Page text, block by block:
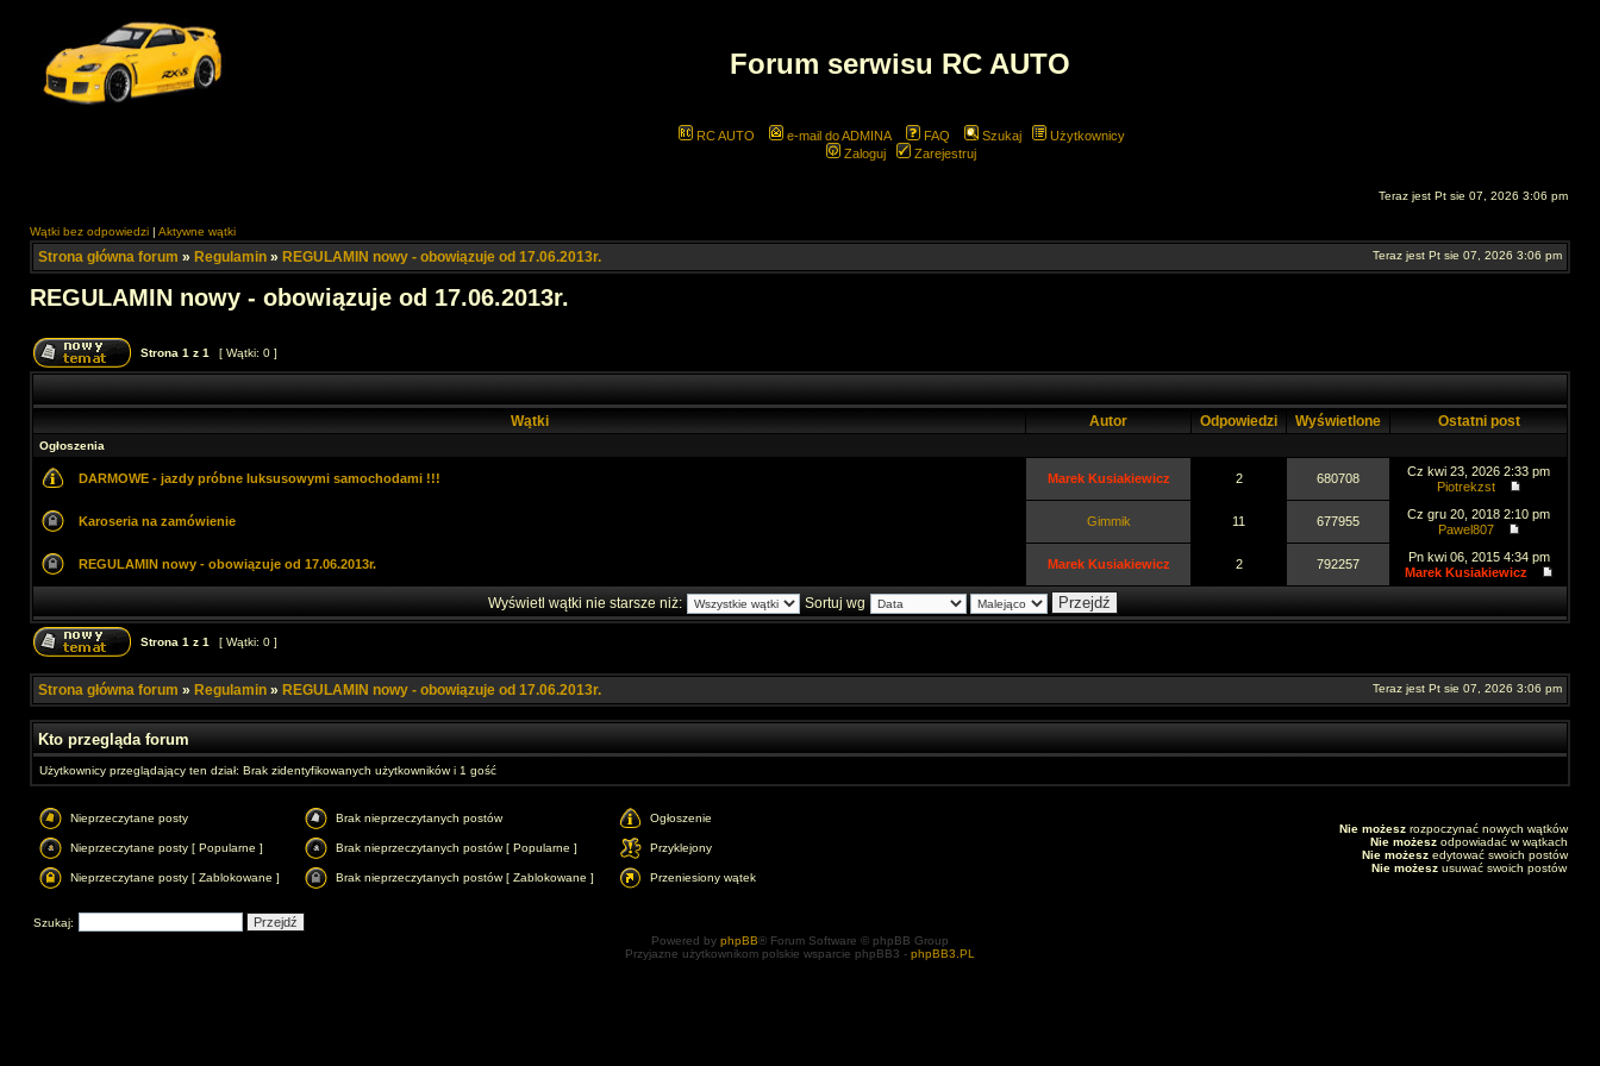
Forum serwisu RC AUTO
RC AUTO e-mail do ADMINA FAQ Szukaj
Użytkownicy
Zaloguj
Zarejestruj
Teraz jest Pt sie 07, 2026 3:06 pm
Wątki bez odpowiedzi | Aktywne wątki
Strona główna forum » Regulamin » REGULAMIN nowy - obowiązuje od 17.06.2013r. Teraz jest Pt sie 07, 2026 3:06 pm
REGULAMIN nowy - obowiązuje od 17.06.2013r.
Strona 1 z 1 [ Wątki: 0 ]
Wątki Autor Odpowiedzi Wyświetlone Ostatni post
Ogłoszenia
DARMOWE - jazdy próbne luksusowymi samochodami !!! Marek Kusiakiewicz 2 680708
Cz kwi 23, 2026 2:33 pm
Piotrekzst
Karoseria na zamówienie Gimmik 11 677955
Cz gru 20, 2018 2:10 pm
Pawel807
REGULAMIN nowy - obowiązuje od 17.06.2013r. Marek Kusiakiewicz 2 792257
Pn kwi 06, 2015 4:34 pm
Marek Kusiakiewicz
Wyświetl wątki nie starsze niż: Sortuj wg
Strona 1 z 1 [ Wątki: 0 ]
Strona główna forum » Regulamin » REGULAMIN nowy - obowiązuje od 17.06.2013r. Teraz jest Pt sie 07, 2026 3:06 pm
Kto przegląda forum
Użytkownicy przeglądający ten dział: Brak zidentyfikowanych użytkowników i 1 gość
Nieprzeczytane posty Brak nieprzeczytanych postów Ogłoszenie
Nieprzeczytane posty [ Popularne ] Brak nieprzeczytanych postów [ Popularne ] Przyklejony
Nieprzeczytane posty [ Zablokowane ] Brak nieprzeczytanych postów [ Zablokowane ] Przeniesiony wątek
Nie możesz rozpoczynać nowych wątków
Nie możesz odpowiadać w wątkach
Nie możesz edytować swoich postów
Nie możesz usuwać swoich postów
Szukaj:
Powered by phpBB® Forum Software © phpBB Group
Przyjazne użytkownikom polskie wsparcie phpBB3 - phpBB3.PL